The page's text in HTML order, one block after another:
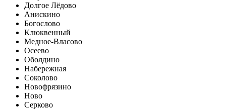
Долгое Лёдово
Анискино
Богослово
Клюквенный
Медное-Власово
Осеево
Оболдино
Набережная
Соколово
Новофрязино
Ново
Серково